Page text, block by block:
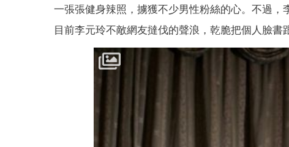
一張張健身辣照，擄獲不少男性粉絲的心。不過
目前李元玲不敵網友撻伐的聲浪，乾脆把個人臉書